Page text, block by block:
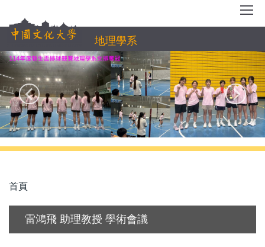
到
主
要
內
容
區
地理學系
首頁
雷鴻飛 助理教授 學術會議